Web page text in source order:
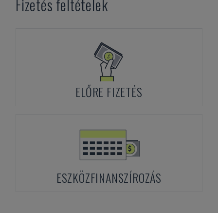
Fizetés feltételek
ELŐRE FIZETÉS
ESZKÖZFINANSZÍROZÁS